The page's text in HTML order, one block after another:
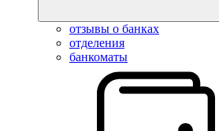
отзывы о банках
отделения
банкоматы